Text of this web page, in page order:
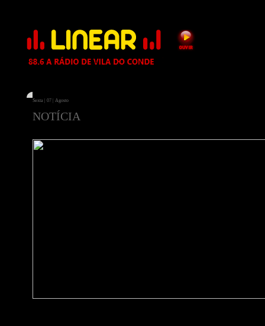
Sexta | 07 | Agosto
NOTÍCIA